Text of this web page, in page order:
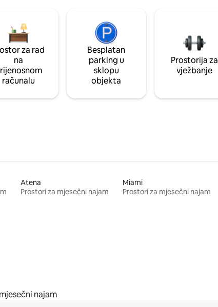
za rad
na
računalu
Besplatan
parking u
sklopu
objekta
Prostorija za
vježbanje
Atena
Prostori za mjesečni najam
Miami
Prostori za mjesečni najam
najam